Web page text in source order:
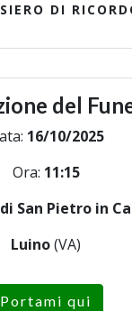
DI
del
16/10/2025
Ora: 11:15
San Pietro in
Luino(VA)
Portami qui